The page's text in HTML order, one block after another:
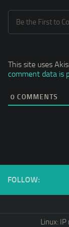
This site uses
comment data is
0 COMMENTS
FOLLOW:
Linux: